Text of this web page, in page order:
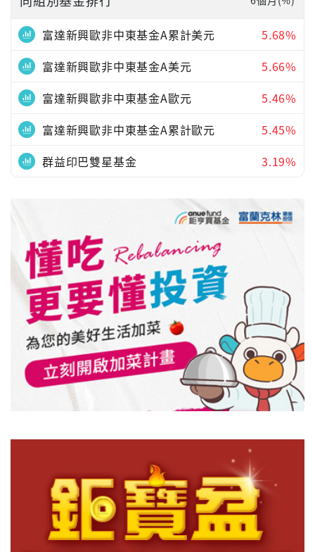
富達新興歐非中東基金A累計美元
5.68%
富達新興歐非中東基金A美元
5.66%
富達新興歐非中東基金A歐元
5.46%
富達新興歐非中東基金A累計歐元
5.45%
群益印巴雙星基金
3.19%